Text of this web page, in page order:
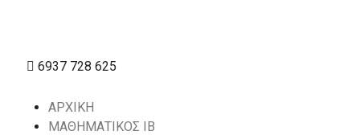
6937 728 625
ΑΡΧΙΚΗ
ΜΑΘΗΜΑΤΙΚΟΣ IB